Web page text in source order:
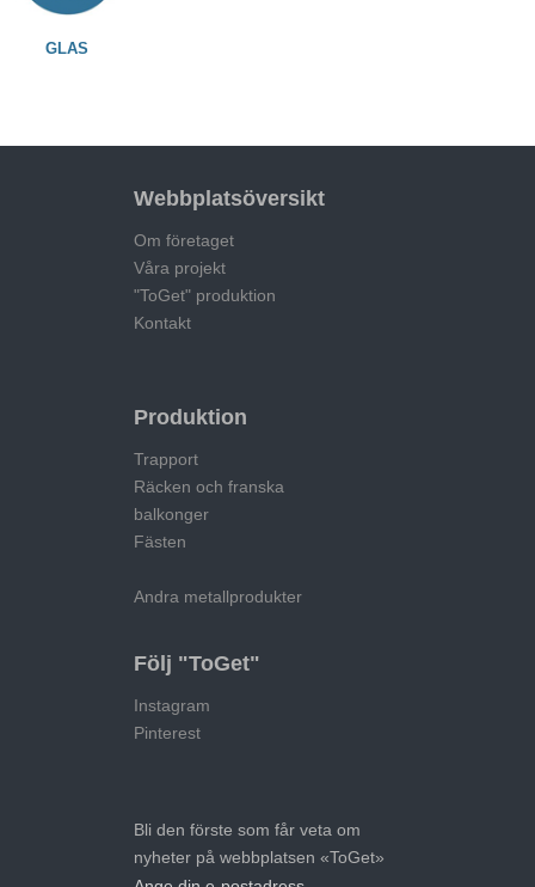
GLAS
Webbplatsöversikt
Om företaget
Våra projekt
"ToGet" produktion
Kontakt
Produktion
Trapport
Räcken och franska
balkonger
Fästen
Andra metallprodukter
Följ "ToGet"
Instagram
Pinterest
Bli den förste som får veta om
nyheter på webbplatsen «ToGet»